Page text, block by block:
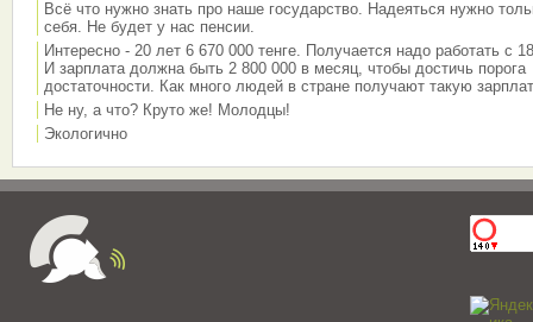
Всё что нужно знать про наше государство. Надеяться нужно
себя. Не будет у нас пенсии.
Интересно - 20 лет 6 670 000 тенге. Получается надо работать с
И зарплата должна быть 2 800 000 в месяц, чтобы достичь порога
достаточности. Как много людей в стране получают такую
Не ну, а что? Круто же! Молодцы!
Экологично